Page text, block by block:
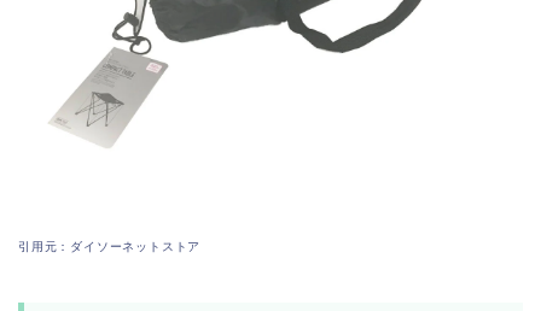
引用元：ダイソーネットストア